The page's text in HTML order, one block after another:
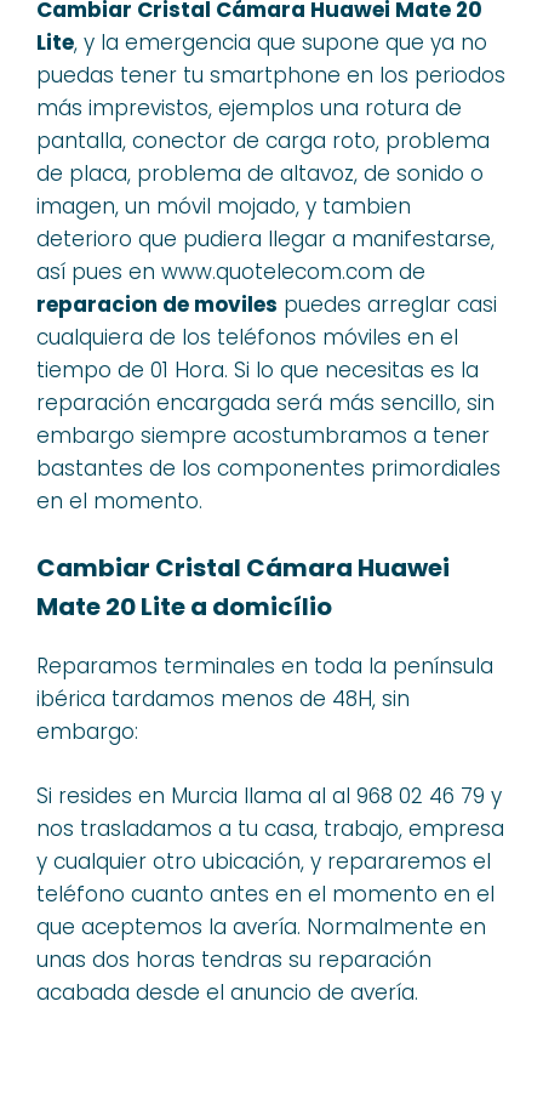
Cambiar Cristal Cámara Huawei Mate 20
Lite, y la emergencia que supone que ya no
puedas tener tu smartphone en los periodos
más imprevistos, ejemplos una rotura de
pantalla, conector de carga roto, problema
de placa, problema de altavoz, de sonido o
imagen, un móvil mojado, y tambien
deterioro que pudiera llegar a manifestarse,
así pues en www.quotelecom.com de
reparacion de moviles puedes arreglar casi
cualquiera de los teléfonos móviles en el
tiempo de 01 Hora. Si lo que necesitas es la
reparación encargada será más sencillo, sin
embargo siempre acostumbramos a tener
bastantes de los componentes primordiales
en el momento.
Cambiar Cristal Cámara Huawei
Mate 20 Lite a domicílio
Reparamos terminales en toda la península
ibérica tardamos menos de 48H, sin
embargo:
Si resides en Murcia llama al al 968 02 46 79 y
nos trasladamos a tu casa, trabajo, empresa
y cualquier otro ubicación, y repararemos el
teléfono cuanto antes en el momento en el
que aceptemos la avería. Normalmente en
unas dos horas tendras su reparación
acabada desde el anuncio de avería.